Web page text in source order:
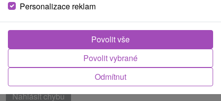
Východné Slovensko, Dolný Zemplín, Vihorlatské vrchy,
Zemplín, Zemplínska Šírava, Košický kraj
Našli jste chybu nebo nám chcete doporučit novou atrakci
Nahlásit chybu
Personalizace reklam
Odmítnut
Povolit vybrané
Povolit vše